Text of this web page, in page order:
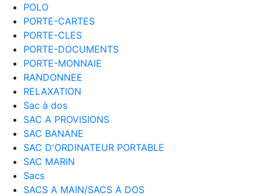
POLO
PORTE-CARTES
PORTE-CLES
PORTE-DOCUMENTS
PORTE-MONNAIE
RANDONNEE
RELAXATION
Sac à dos
SAC A PROVISIONS
SAC BANANE
SAC D'ORDINATEUR PORTABLE
SAC MARIN
Sacs
SACS A MAIN/SACS A DOS